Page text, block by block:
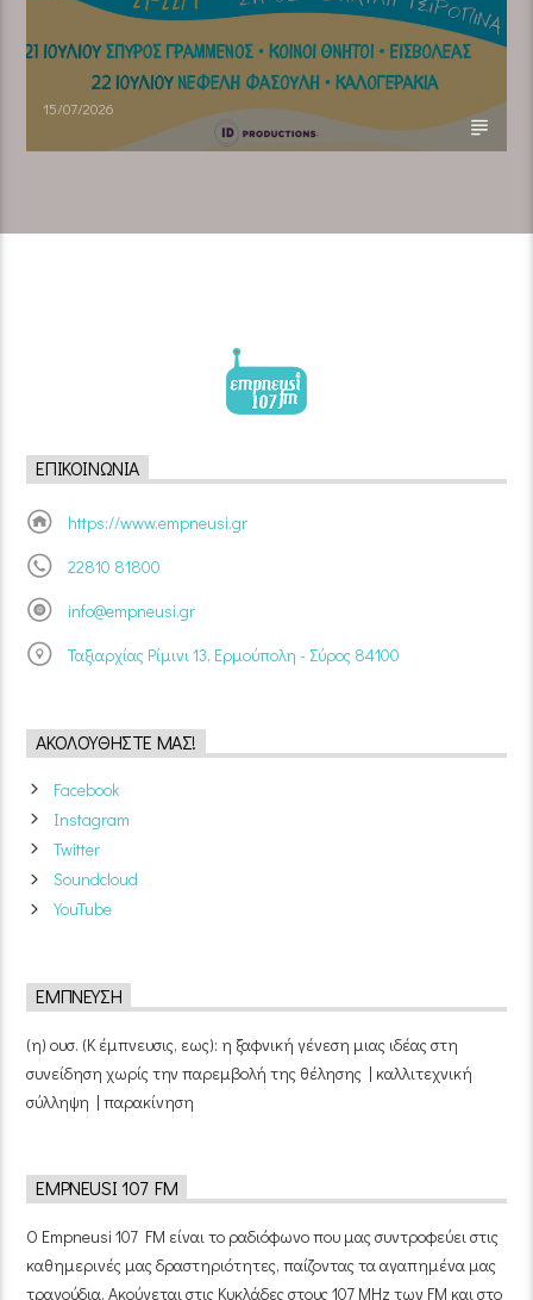
15/07/2026
ΕΠΙΚΟΙΝΩΝΊΑ
https://www.empneusi.gr
22810 81800
info@empneusi.gr
Ταξιαρχίας Ρίμινι 13, Ερμούπολη - Σύρος 84100
ΑΚΟΛΟΥΘΉΣΤΕ ΜΑΣ!
Facebook
Instagram
Twitter
Soundcloud
YouTube
ΈΜΠΝΕΥΣΗ
(η) ουσ. (Κ έμπνευσις, εως): η ξαφνική γένεση μιας ιδέας στη
συνείδηση χωρίς την παρεμβολή της θέλησης | καλλιτεχνική
σύλληψη | παρακίνηση
EMPNEUSI 107 FM
Ο Empneusi 107 FM είναι το ραδιόφωνο που μας συντροφεύει στις
καθημερινές μας δραστηριότητες, παίζοντας τα αγαπημένα μας
τραγούδια. Ακούγεται στις Κυκλάδες στους 107 MHz των FM και στο